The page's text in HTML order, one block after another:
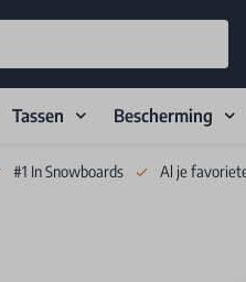
Tassen Bescherming
#1 In Snowboards Al je